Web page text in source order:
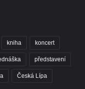
kniha koncert
představení
Česká Lípa